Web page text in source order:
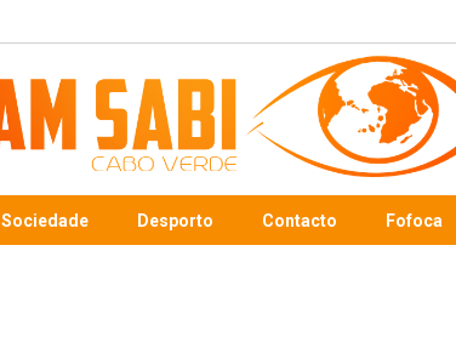
Sociedade Desporto Contacto Fofoca